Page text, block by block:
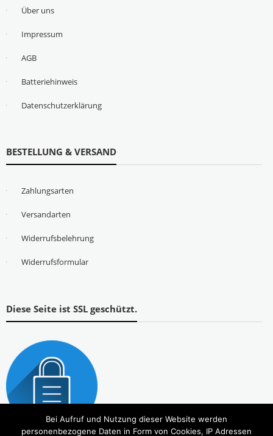
Über uns
Impressum
AGB
Batteriehinweis
Datenschutzerklärung
BESTELLUNG & VERSAND
Zahlungsarten
Versandarten
Widerrufsbelehrung
Widerrufsformular
Diese Seite ist SSL geschützt.
Bei Aufruf und Nutzung dieser Website werden
personenbezogene Daten in Form von Cookies, IP Adressen